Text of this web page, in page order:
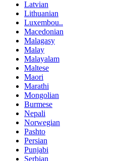
Latvian
Lithuanian
Luxembou..
Macedonian
Malagasy
Malay
Malayalam
Maltese
Maori
Marathi
Mongolian
Burmese
Nepali
Norwegian
Pashto
Persian
Punjabi
Serbian